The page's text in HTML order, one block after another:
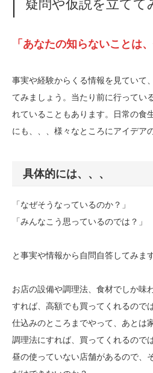
疑問や仮説を立てて
「あなたの知らないことは
事実や経験からくる情報を見ていて
てみましょう。当たり前に行ってい
れていることもあります。日常の食
にも、、、様々なところにアイデア
具体的には、、、
「なぜそうなっているのか？」
「みんなこう思っているのでは？」
と事実や情報から自問自答してみます
お店の設備や調理法、食材でしか味
すれば、高額でも買ってくれるので
仕込みのところまでやって、あとは
調理法にすれば、買ってくれるので
昼の使っていない店舗があるので、